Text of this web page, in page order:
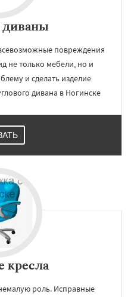
повреждения
не только мебели, но и
и сделать изделие
дивана в Ногинске
роль. Исправные